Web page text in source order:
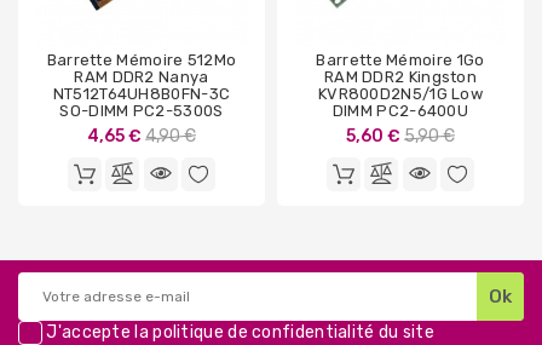
Barrette Mémoire 512Mo
RAM DDR2 Nanya
NT512T64UH8B0FN-3C
SO-DIMM PC2-5300S
4,65 € Prix
base
4,90 €
Barrette Mémoire 1Go
RAM DDR2 Kingston
KVR800D2N5/1G Low
DIMM PC2-6400U
5,60 € Prix
base
5,90 €
J'accepte lapolitique de confidentialité du site